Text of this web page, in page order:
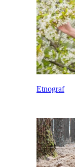
Etnograf